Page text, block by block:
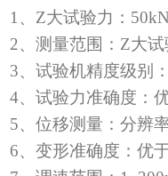
1 、Z大试验力： 50kN
2、测量范围：Z大
3、试验机精度级别：
4、试验力准确度：
5、位移测量：分辨
6、变形准确度：优